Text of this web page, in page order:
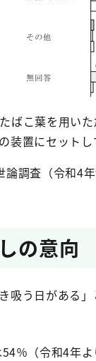
こ葉を用い
置にセットし
論調査（令和4
の意向
吸う日がある
％（令和4年よ